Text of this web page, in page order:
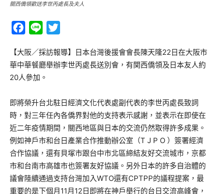
關西僑領歡送李世丙處長及夫人
Facebook
Line
【大阪／採訪報導】日本台灣後援會會長陳天隆22日在大阪市
華中華餐廳舉辦李世丙處長送別會，有関西僑領及日本友人約
20人參加。
即將榮升台北駐日經濟文化代表處副代表的李世丙處長致詞
時，對三年任內各僑界對他的支持表示感謝，並表示在即使在
近二年疫情期間，關西地區與日本的交流仍然取得許多成果。
例如神戶市和台日產業合作推動辦公室（T J P O ）簽署經濟
合作協議，還有貝塚市跟台中市北區締結友好交流城市，京都
市和台南市高雄市也簽署友好協議。另外日本的許多自治體的
議會陸續通過支持台灣加入WTO還有CPTPP的議程提案，最
重要的是下個月11月12日即將在神戶舉行的台日交流高峰會，